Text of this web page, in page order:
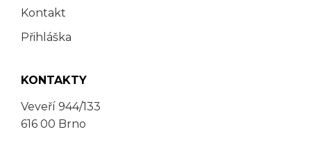
Kontakt
Přihláška
KONTAKTY
Veveří 944/133
616 00 Brno